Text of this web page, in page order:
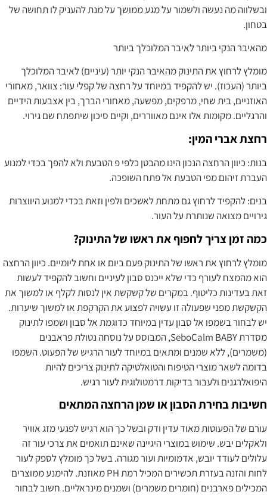
ובשלווה מה נעשה ולשמור על מגע ממושך על מנת להעניק לו תחושה של
בטחון.
מהאיבר הנקי ביותר לאיבר המלוכלך ביותר
מומלץ לרחוץ את התינוק מהאיבר הנקי יותר (עיניים) לאיבר המלוכלך
ביותר (העכוז). יש להקפיד במיוחד על רחצה של קפלי עור: צוואר, מאחורי
האוזניים, בית שחי, מרפקים, מפשעה, מאחורי הברך, בין אצבעות הידיים
והרגליים. מקומות אלו אינם מאווררים, וקיים סיכון שיתפתח שם גירוי.
רחצת אברי המין:
בנות: כיוון הרחצה הנכון הינו מהבטן כלפי פ הטבעת ולא להפך בכדי למנוע
העברת זיהום מפי הטבעת אל פתח השופכה.
בנים: להקפיד לרחוץ גם מתחת לאשכים ולפין וזאת בכדי למנוע היווצרות
גירויים מצואה שנותרת על העור.
כמה זמן צריך לחפוף את ראשו של התינוק?
מומלץ לרחוץ את ראשו של התינוק פעם ביום או אחת ליומיים. כיוון הרחצה
הוא מהמצח לעורף כדי שלא ייכנס סבון לעיניים וחשוב להקפיד לעשות
זאת בעדינות כליטוף. במקרים של קשקשת אין לנסות לקלף או למשוך את
הקשקשת מפני שפעולה זו עשויה לפצוע את הקרקפת או למשוך שיערות.
יש לבחור בשמפו אל סבון עדין במיוחד כדוגמת אל סבון ושמפו לתינוק
מסדרת SeboCalm BABY, המבוסס על נוסחה נטולת פראבנים
(משמרים), ללא שמנים ומתאים במיוחד לעור הרגיש של הפעוט. השמפו
בדומה לשאר מוצרי הטיפוח והטואלטיקה לתינוק צריכים להיות
היפואלרגנים ולעבור בדיקות דרמטולוגית לעור רגיש.
חשיבות בחירת הסבון או שמן הרחצה המתאים
עורם של הפעוטות מאוד עדין ודק ובשל כך הוא רגיש לפגעי מזג אוויר
ולאקלים יבש. שימוש במוצרי היגיינה שאינם תואמים את צרכי עור זה
עלולים לעודד יובש, אדמומיות ועור מגורה. בשל כך מומלץ לספק לעור
לחות והזנה בעזרת תכשירים המכיל רמת PH מאוזנת. להימנע ממוצרים
המכילים פארבנים (חומרים משמרים) ושמנים מינראליים. חשוב לבחור